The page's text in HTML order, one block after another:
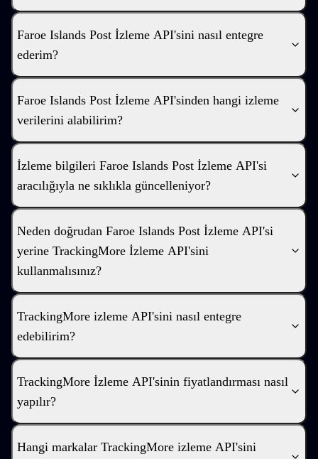
Faroe Islands Post İzleme API'sini nasıl entegre
ederim?
Faroe Islands Post İzleme API'sinden hangi izleme
verilerini alabilirim?
İzleme bilgileri Faroe Islands Post İzleme API'si
aracılığıyla ne sıklıkla güncelleniyor?
Neden doğrudan Faroe Islands Post İzleme API'si
yerine TrackingMore İzleme API'sini
kullanmalısınız?
TrackingMore izleme API'sini nasıl entegre
edebilirim?
TrackingMore İzleme API'sinin fiyatlandırması nasıl
yapılır?
Hangi markalar TrackingMore izleme API'sini